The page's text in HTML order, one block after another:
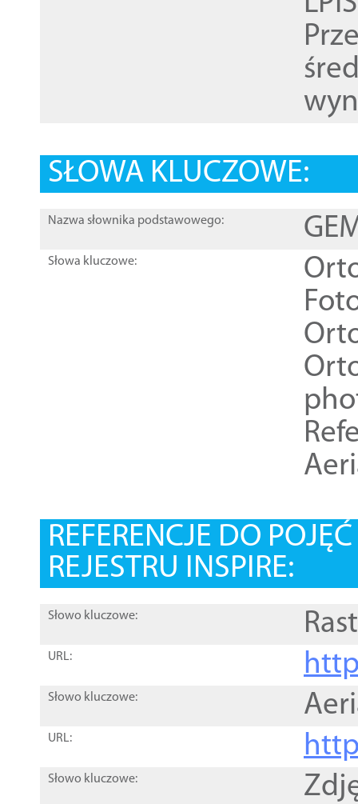
SŁOWA KLUCZOWE:
Nazwa słownika podstawowego:
Słowa kluczowe:
REFERENCJE DO
REJESTRU INSPIRE:
Słowo kluczowe:
URL:
Słowo kluczowe:
URL:
Słowo kluczowe: